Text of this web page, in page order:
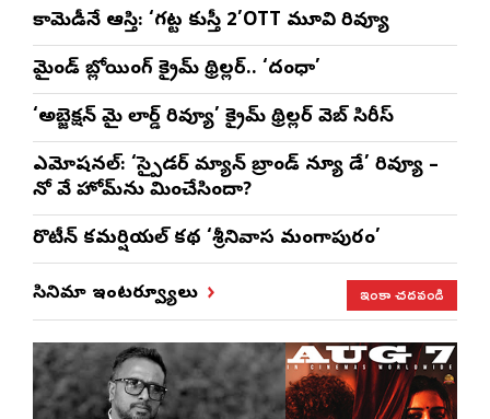
కామెడీనే ఆస్తి: ‘గట్ట కుస్తీ 2’OTT మూవి రివ్యూ
మైండ్ బ్లోయింగ్ క్రైమ్ థ్రిల్లర్.. ‘దంధా’
‘అబ్జెక్ష‌న్ మై లార్డ్ రివ్యూ’ క్రైమ్ థ్రిల్ల‌ర్ వెబ్ సిరీస్
ఎమోష‌న‌ల్‌: ‘స్పైడర్ మ్యాన్ బ్రాండ్ న్యూ డే’ రివ్యూ –
నో వే హోమ్‌ను మించేసిందా?
రొటీన్‌ కమర్షియల్‌ కథ ‘శ్రీనివాస మంగాపురం’
సినిమా ఇంటర్వ్యూలు ఇంకా చదవండి